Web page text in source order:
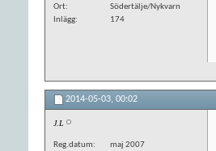
Ort
Södertälje/Nykvarn
Inlägg
174
2014-05-03, 00:02
J.L
Reg.datum
maj 2007